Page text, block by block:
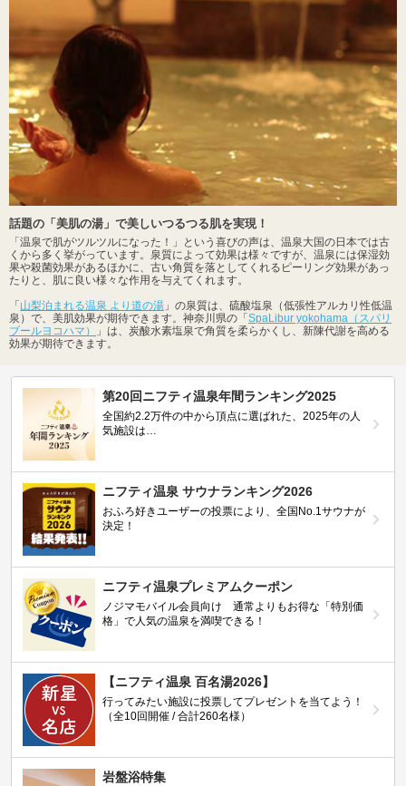
話題の「美肌の湯」で美しいつるつる肌を実現！
「温泉で肌がツルツルになった！」という喜びの声は、温泉大国の日本では古
くから多く挙がっています。泉質によって効果は様々ですが、温泉には保湿効
果や殺菌効果があるほかに、古い角質を落としてくれるピーリング効果があっ
たりと、肌に良い様々な作用を与えてくれます。
「山梨泊まれる温泉 より道の湯 」の泉質は、硫酸塩泉（低張性アルカリ性低温
泉）で、美肌効果が期待できます。神奈川県の「SpaLibur yokohama（スパリ
ブールヨコハマ）
」は、炭酸水素塩泉で角質を柔らかくし、新陳代謝を高める
効果が期待できます。
第20回ニフティ温泉年間ランキング2025
全国約2.2万件の中から頂点に選ばれた、2025年の人
気施設は…
ニフティ温泉 サウナランキング2026
おふろ好きユーザーの投票により、全国No.1サウナが
決定！
ニフティ温泉プレミアムクーポン
ノジマモバイル会員向け 通常よりもお得な「特別価
格」で人気の温泉を満喫できる！
【ニフティ温泉 百名湯2026】
行ってみたい施設に投票してプレゼントを当てよう！
（全10回開催 / 合計260名様）
岩盤浴特集